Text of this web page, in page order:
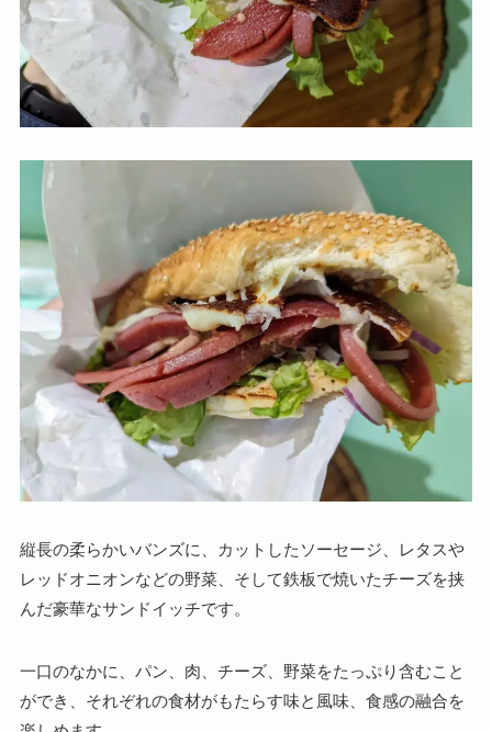
縦長の柔らかいバンズに、カットしたソーセージ、レタスや
レッドオニオンなどの野菜、そして鉄板で焼いたチーズを挟
んだ豪華なサンドイッチです。
一口のなかに、パン、肉、チーズ、野菜をたっぷり含むこと
ができ、それぞれの食材がもたらす味と風味、食感の融合を